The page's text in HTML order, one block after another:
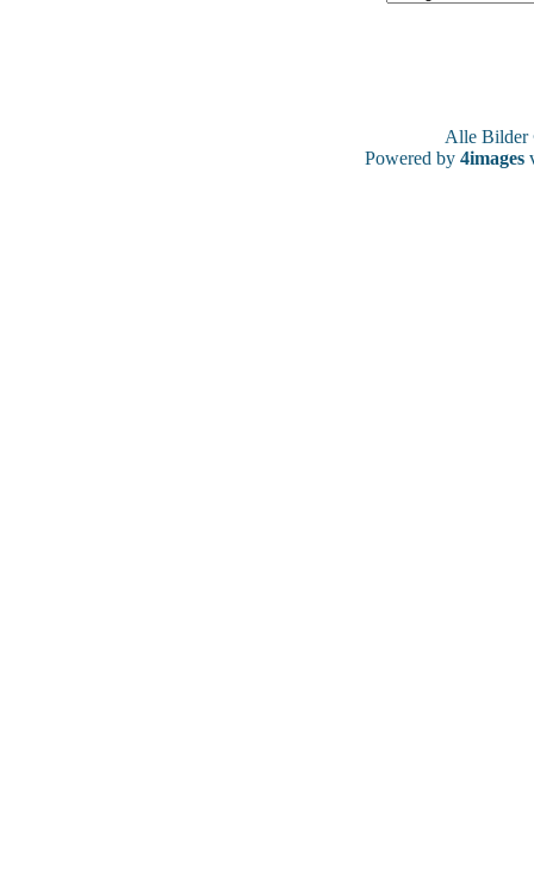
Alle
Powered by 4images